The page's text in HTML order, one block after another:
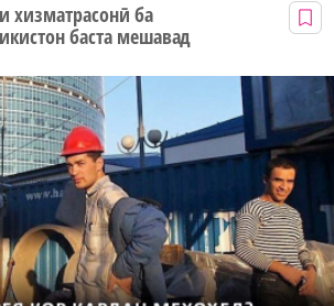
хизматрасонӣ ба
баста мешавад